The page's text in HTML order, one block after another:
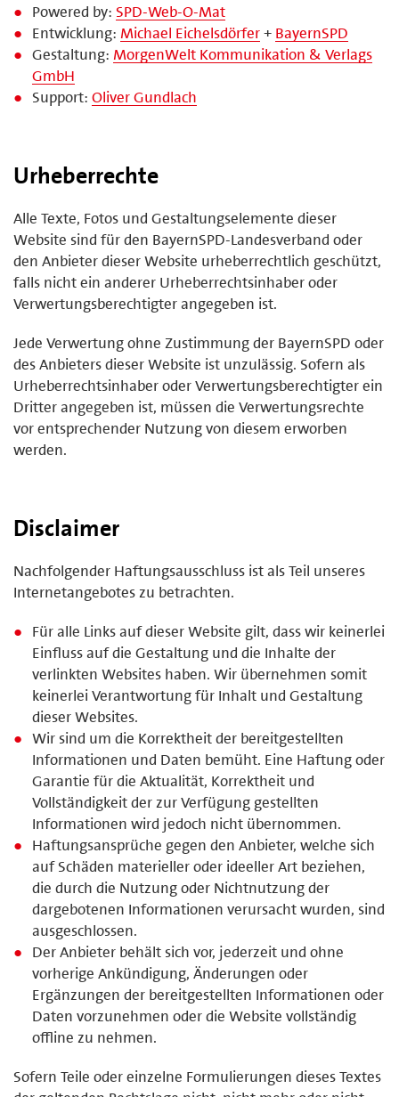
Powered by: SPD-Web-O-Mat
Entwicklung:Michael Eichelsdörfer+ BayernSPD
Gestaltung:MorgenWelt Kommunikation & Verlags
GmbH
Support:Oliver Gundlach
Urheberrechte
Alle Texte, Fotos und Gestaltungselemente dieser
Website sind für den BayernSPD-Landesverband oder
den Anbieter dieser Website urheberrechtlich geschützt,
falls nicht ein anderer Urheberrechtsinhaber oder
Verwertungsberechtigter angegeben ist.
Jede Verwertung ohne Zustimmung der BayernSPD oder
des Anbieters dieser Website ist unzulässig. Sofern als
Urheberrechtsinhaber oder Verwertungsberechtigter ein
Dritter angegeben ist, müssen die Verwertungsrechte
vor entsprechender Nutzung von diesem erworben
werden.
Disclaimer
Nachfolgender Haftungsausschluss ist als Teil unseres
Internetangebotes zu betrachten.
Für alle Links auf dieser Website gilt, dass wir keinerlei
Einfluss auf die Gestaltung und die Inhalte der
verlinkten Websites haben. Wir übernehmen somit
keinerlei Verantwortung für Inhalt und Gestaltung
dieser Websites.
Wir sind um die Korrektheit der bereitgestellten
Informationen und Daten bemüht. Eine Haftung oder
Garantie für die Aktualität, Korrektheit und
Vollständigkeit der zur Verfügung gestellten
Informationen wird jedoch nicht übernommen.
Haftungsansprüche gegen den Anbieter, welche sich
auf Schäden materieller oder ideeller Art beziehen,
die durch die Nutzung oder Nichtnutzung der
dargebotenen Informationen verursacht wurden, sind
ausgeschlossen.
Der Anbieter behält sich vor, jederzeit und ohne
vorherige Ankündigung, Änderungen oder
Ergänzungen der bereitgestellten Informationen oder
Daten vorzunehmen oder die Website vollständig
offline zu nehmen.
Sofern Teile oder einzelne Formulierungen dieses Textes